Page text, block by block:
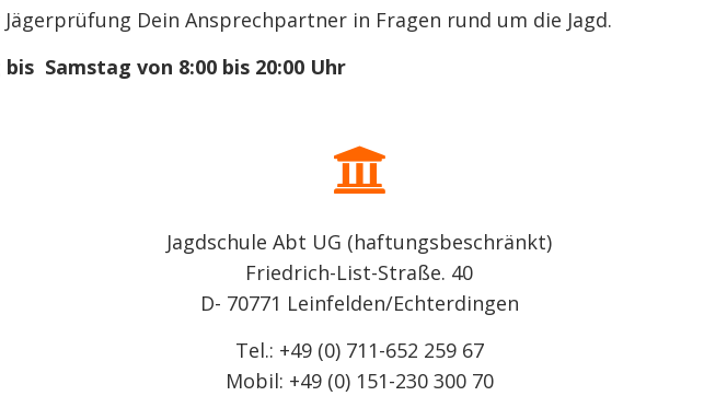
Dein Ansprechpartner in Fragen rund um die Jagd.
Samstag von 8:00 bis 20:00 Uhr
Jagdschule Abt UG (haftungsbeschränkt)
Friedrich-List-Straße. 40
D- 70771 Leinfelden/Echterdingen
Tel.: +49 (0) 711-652 259 67
Mobil: +49 (0) 151-230 300 70